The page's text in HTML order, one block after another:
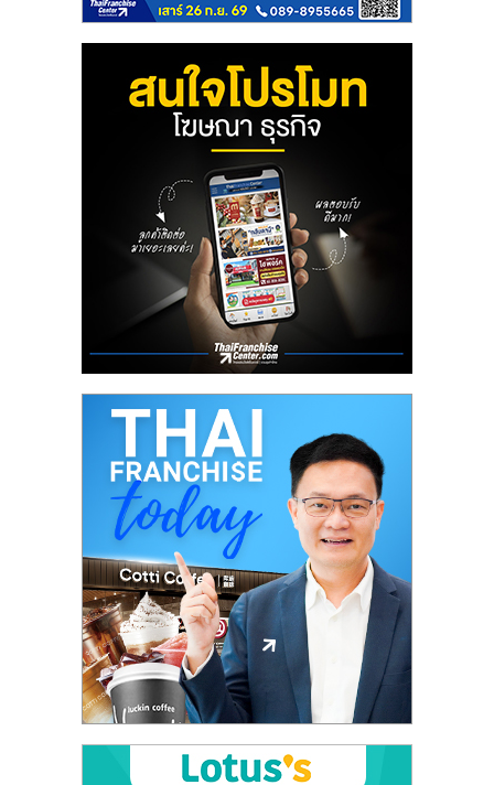
รวม
ไชส์
พร้อม
ทำเล
สำหรับ